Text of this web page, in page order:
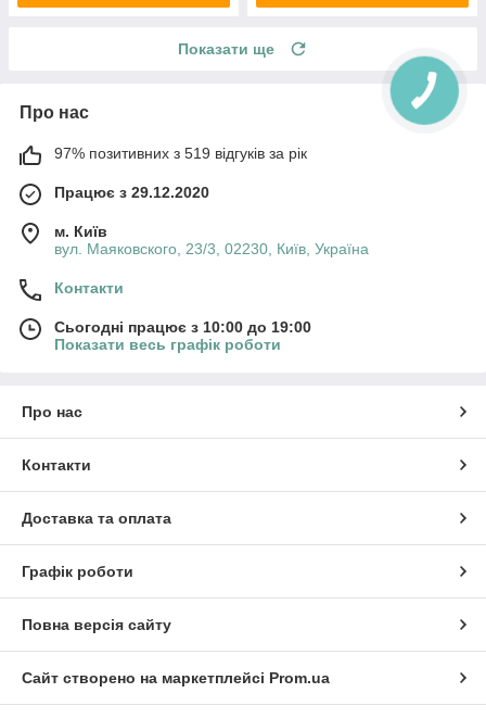
Показати ще
Про нас
97% позитивних з 519 відгуків за рік
Працює з 29.12.2020
м. Київ
вул. Маяковского, 23/3, 02230, Київ, Україна
Контакти
Сьогодні працює з 10:00 до 19:00
Показати весь графік роботи
Про нас
Контакти
Доставка та оплата
Графік роботи
Повна версія сайту
Сайт створено на маркетплейсі Prom.ua